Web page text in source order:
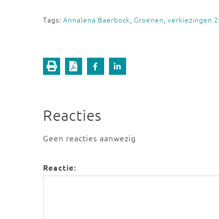
Tags: Annalena Baerbock, Groenen, verkiezingen
Reacties
Geen reacties aanwezig
Reactie: